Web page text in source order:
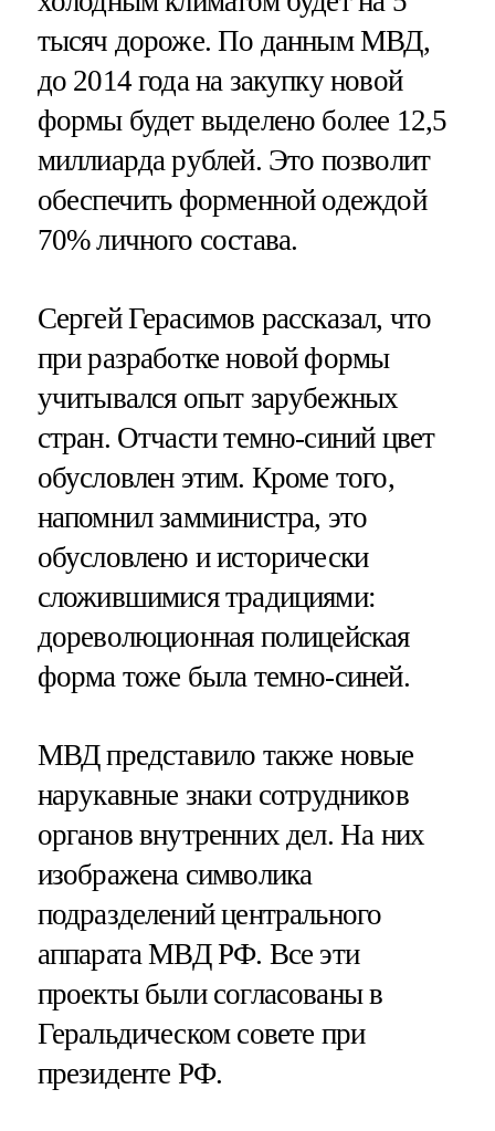
тысяч дороже. По данным МВД,
до 2014 года на закупку новой
формы будет выделено более 12,5
миллиарда рублей. Это позволит
обеспечить форменной одеждой
70% личного состава.
Сергей Герасимов рассказал, что
при разработке новой формы
учитывался опыт зарубежных
стран. Отчасти темно-синий цвет
обусловлен этим. Кроме того,
напомнил замминистра, это
обусловлено и исторически
сложившимися традициями:
дореволюционная полицейская
форма тоже была темно-синей.
МВД представило также новые
нарукавные знаки сотрудников
органов внутренних дел. На них
изображена символика
подразделений центрального
аппарата МВД РФ. Все эти
проекты были согласованы в
Геральдическом совете при
президенте РФ.